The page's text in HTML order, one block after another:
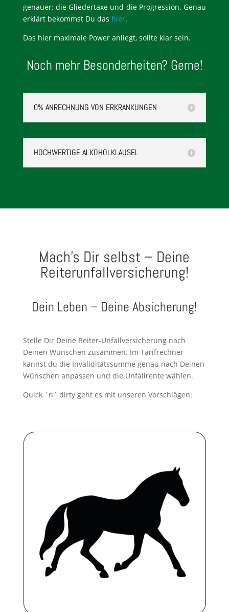
genauer: die Gliedertaxe und die Progression. Genau
erklärt bekommst Du das hier.
Das hier maximale Power anliegt, sollte klar sein.
Noch mehr Besonderheiten? Gerne!
0% ANRECHNUNG VON ERKRANKUNGEN
HOCHWERTIGE ALKOHOLKLAUSEL
Mach’s Dir selbst – Deine
Reiterunfallversicherung!
Dein Leben – Deine Absicherung!
Stelle Dir Deine Reiter-Unfallversicherung nach
Deinen Wünschen zusammen. Im Tarifrechner
kannst du die Invaliditätssumme genau nach Deinen
Wünschen anpassen und die Unfallrente wählen.
Quick ´n´ dirty geht es mit unseren Vorschlägen: